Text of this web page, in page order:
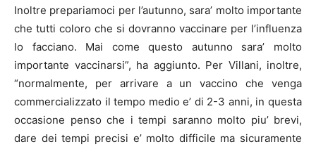
Inoltre prepariamoci per l’autunno, sara’ molto importante
che tutti coloro che si dovranno vaccinare per l’influenza
lo facciano. Mai come questo autunno sara’ molto
importante vaccinarsi”, ha aggiunto. Per Villani, inoltre,
“normalmente, per arrivare a un vaccino che venga
commercializzato il tempo medio e’ di 2-3 anni, in questa
occasione penso che i tempi saranno molto piu’ brevi,
dare dei tempi precisi e’ molto difficile ma sicuramente